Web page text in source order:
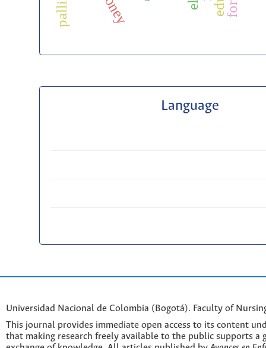
Language
Universidad Nacional de Colombia (Bogotá). Faculty of
This journal provides immediate open access to its content
that making research freely available to the public supports a